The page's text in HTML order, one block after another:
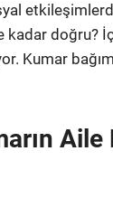
doğru?
Kumar